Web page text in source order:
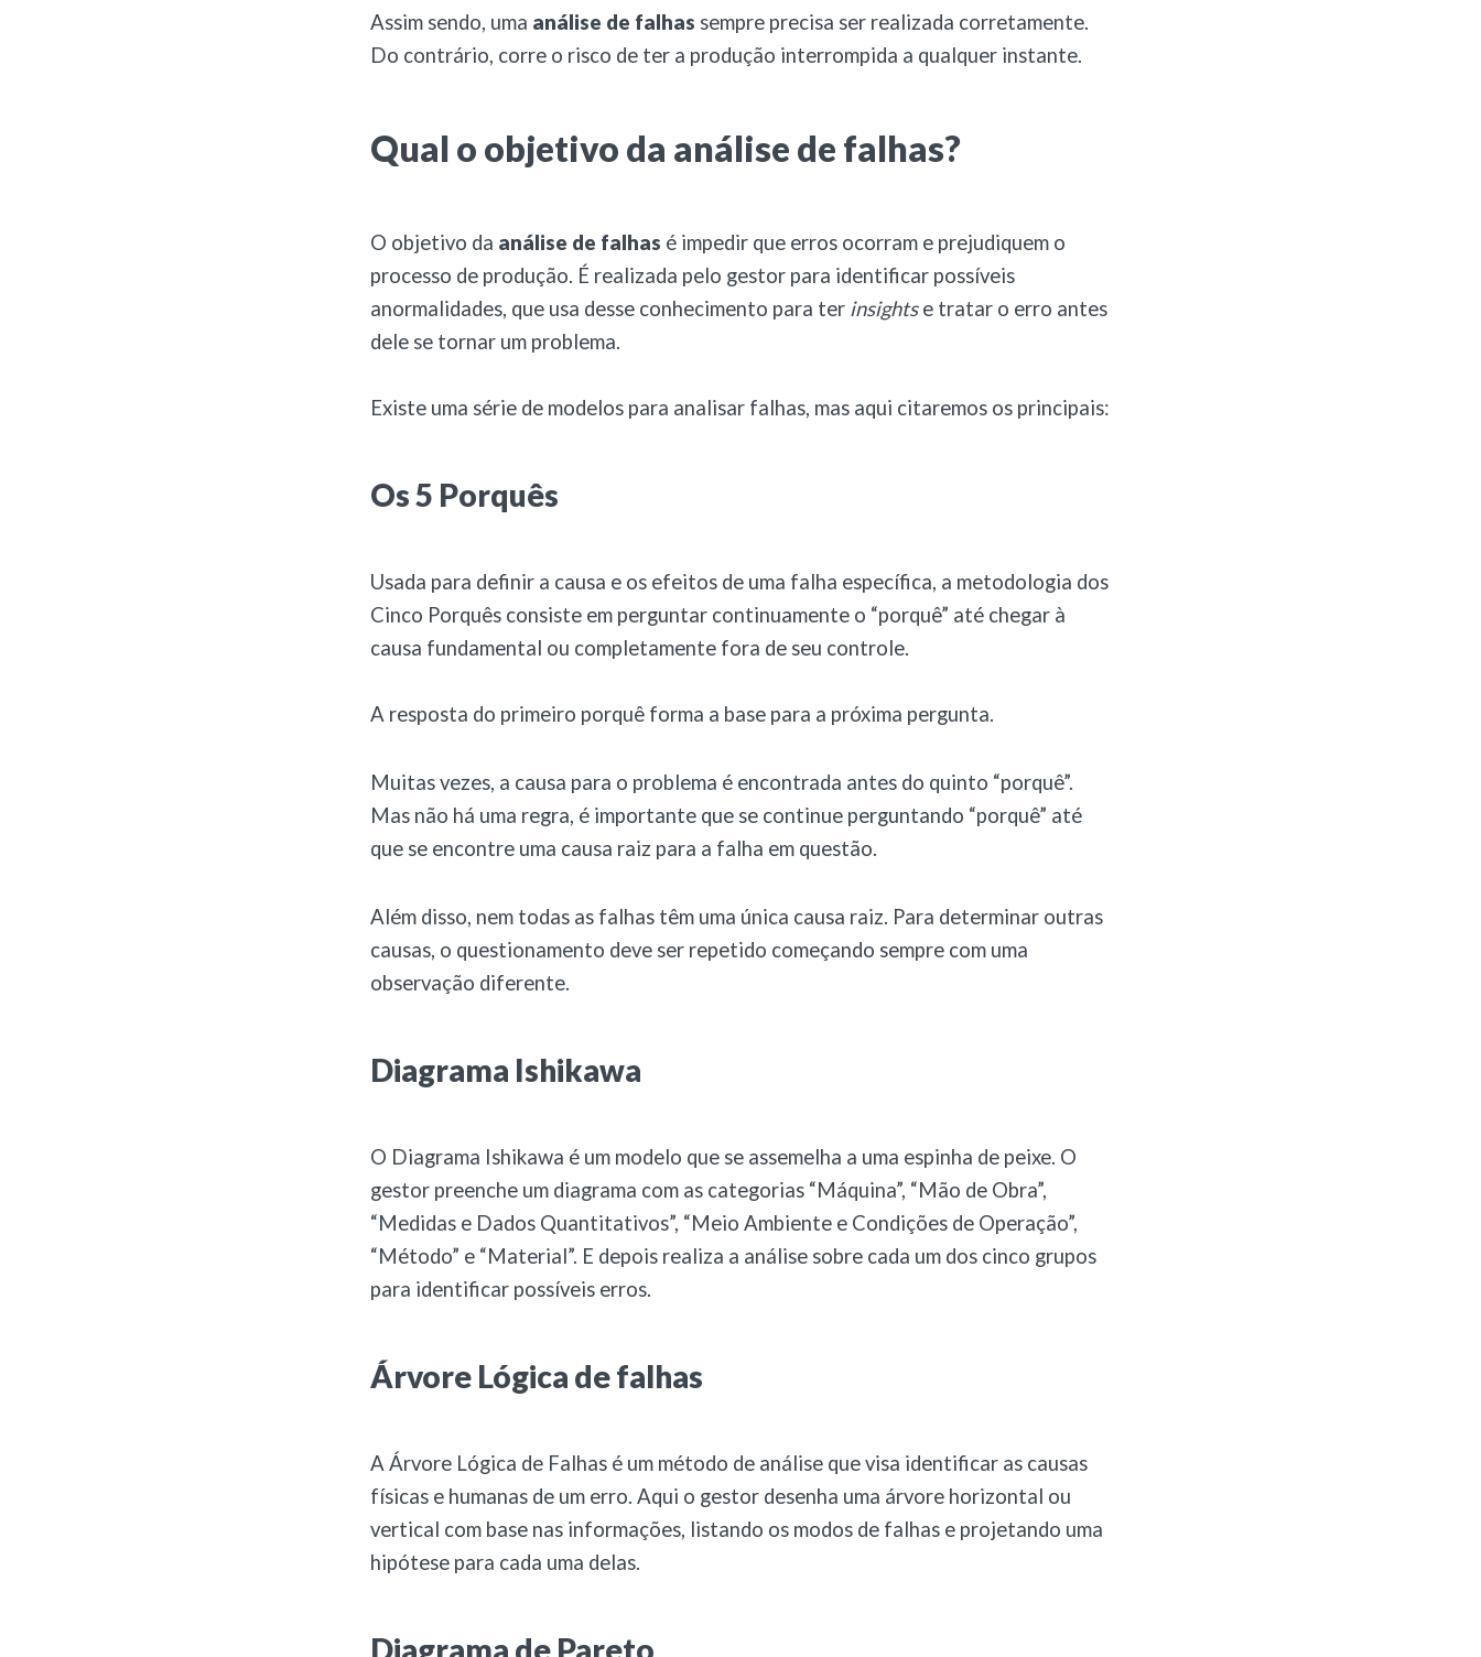
Assim sendo, uma análise de falhas sempre precisa ser realizada corretamente.
Do contrário, corre o risco de ter a produção interrompida a qualquer instante.
Qual o objetivo da análise de falhas?
O objetivo da análise de falhas é impedir que erros ocorram e prejudiquem o
processo de produção. É realizada pelo gestor para identificar possíveis
anormalidades, que usa desse conhecimento para ter insightse tratar o erro antes
dele se tornar um problema.
Existe uma série de modelos para analisar falhas, mas aqui citaremos os principais:
Os 5 Porquês
Usada para definir a causa e os efeitos de uma falha específica, a metodologia dos
Cinco Porquês consiste em perguntar continuamente o “porquê” até chegar à
causa fundamental ou completamente fora de seu controle.
A resposta do primeiro porquê forma a base para a próxima pergunta.
Muitas vezes, a causa para o problema é encontrada antes do quinto “porquê”.
Mas não há uma regra, é importante que se continue perguntando “porquê” até
que se encontre uma causa raiz para a falha em questão.
Além disso, nem todas as falhas têm uma única causa raiz. Para determinar outras
causas, o questionamento deve ser repetido começando sempre com uma
observação diferente.
Diagrama Ishikawa
O Diagrama Ishikawa é um modelo que se assemelha a uma espinha de peixe. O
gestor preenche um diagrama com as categorias “Máquina”, “Mão de Obra”,
“Medidas e Dados Quantitativos”, “Meio Ambiente e Condições de Operação”,
“Método” e “Material”. E depois realiza a análise sobre cada um dos cinco grupos
para identificar possíveis erros.
Árvore Lógica de falhas
A Árvore Lógica de Falhas é um método de análise que visa identificar as causas
físicas e humanas de um erro. Aqui o gestor desenha uma árvore horizontal ou
vertical com base nas informações, listando os modos de falhas e projetando uma
hipótese para cada uma delas.
Diagrama de Pareto